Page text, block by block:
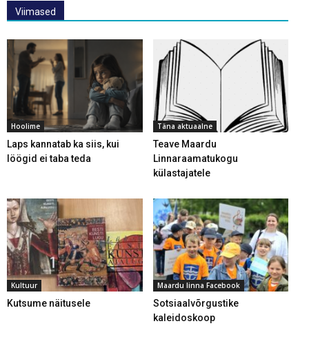
Viimased
Hoolime
Laps kannatab ka siis, kui
löögid ei taba teda
Täna aktuaalne
Teave Maardu
Linnaraamatukogu
külastajatele
Kultuur
Kutsume näitusele
Maardu linna Facebook
Sotsiaalvõrgustike
kaleidoskoop